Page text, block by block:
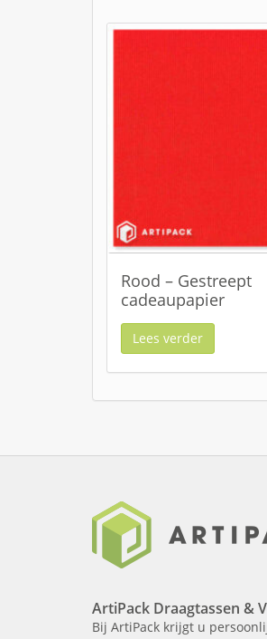
Rood – Gestreept
cadeaupapier
Lees verder
ArtiPack Draagtassen &
Bij ArtiPack krijgt u